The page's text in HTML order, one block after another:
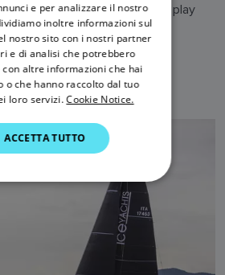
Raymarine in un unico display
di rete.
DANISH
ITALIAN
SWEDISH
DUTCH
NORWEGIAN
FINNISH
e per analizzare il nostro
inoltre informazioni sul
nostro sito con i nostri partner
e di analisi che potrebbero
altre informazioni che hai
o che hanno raccolto dal tuo
loro servizi. Cookie Notice.
ACCETTA TUTTO